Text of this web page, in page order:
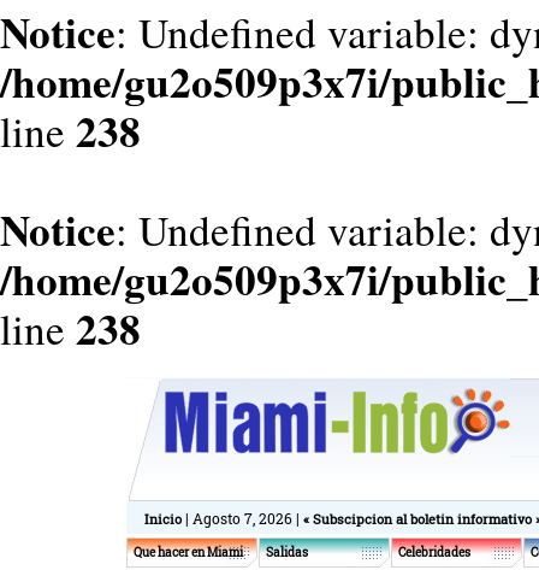
Notice: Undefined variable:
/home/gu2o509p3x7i/
line 238
Notice: Undefined variable:
/home/gu2o509p3x7i/
line 238
Inicio | Agosto 7, 2026 | « Subscipcion al boletin informativo
Que hacer en Miami Salidas Celebridades